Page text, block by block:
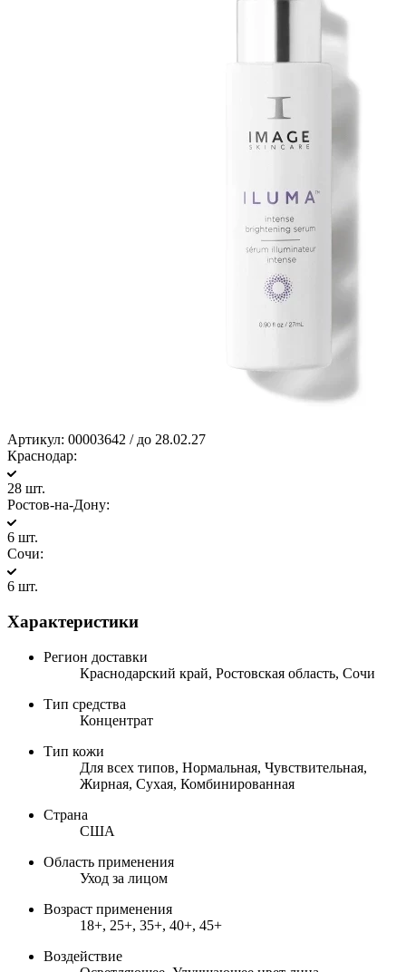
Артикул: 00003642 / до 28.02.27
Краснодар:
28 шт.
Ростов-на-Дону:
6 шт.
Сочи:
6 шт.
Характеристики
Регион доставки
Краснодарский край, Ростовская область, Сочи
Тип средства
Концентрат
Тип кожи
Для всех типов, Нормальная, Чувствительная,
Жирная, Сухая, Комбинированная
Страна
США
Область применения
Уход за лицом
Возраст применения
18+, 25+, 35+, 40+, 45+
Воздействие